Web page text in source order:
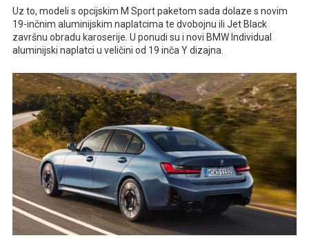
Uz to, modeli s opcijskim M Sport paketom sada dolaze s novim
19-inčnim aluminijskim naplatcima te dvobojnu ili Jet Black
završnu obradu karoserije. U ponudi su i novi BMW Individual
aluminijski naplatci u veličini od 19 inča Y dizajna.